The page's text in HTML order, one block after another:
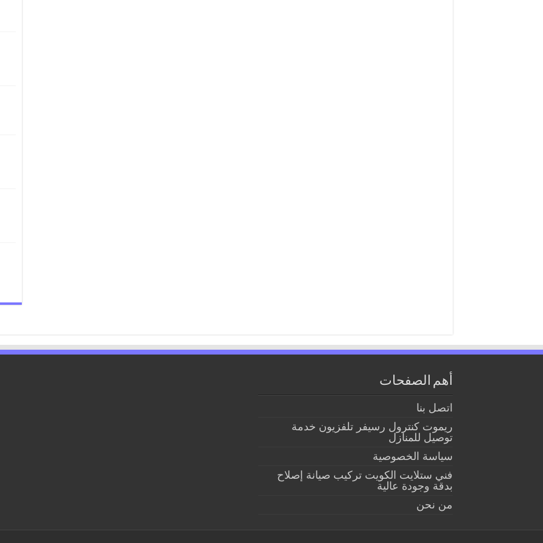
أهم الصفحات
اتصل بنا
ريموت كنترول رسيفر تلفزيون خدمة
توصيل للمنازل
سياسة الخصوصية
فني ستلايت الكويت تركيب صيانة إصلاح
بدقة وجودة عالية
من نحن